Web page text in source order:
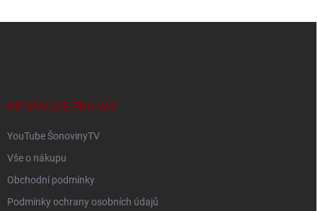
INFORMACE PRO VÁS
YouTube ŠonovinyTV
Vše o nákupu
Obchodní podmínky
Podmínky ochrany osobních údajů